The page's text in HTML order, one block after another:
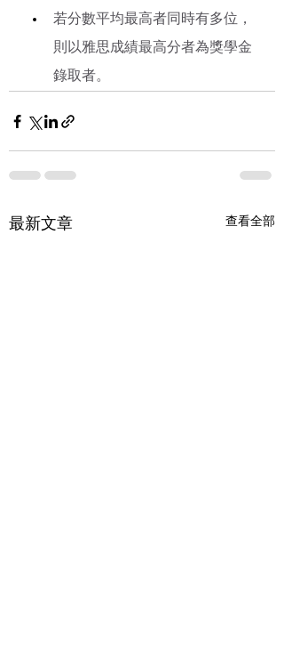
若分數平均最高者同時有多位，
則以雅思成績最高分者為獎學金
錄取者。
最新文章 查看全部